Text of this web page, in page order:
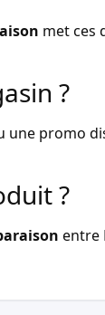
met ces
?
promo
?
entre